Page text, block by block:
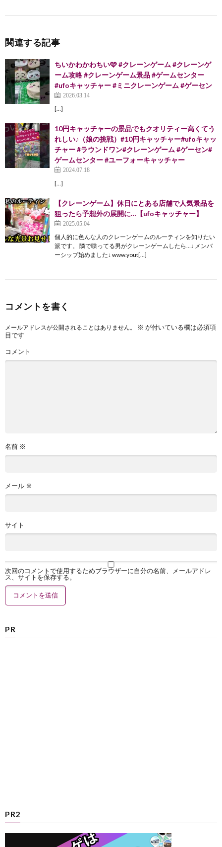
関連する記事
ちいかわかわちい🩷 #クレーンゲーム #クレーンゲ
ーム攻略 #クレーンゲーム景品 #ゲームセンター
#ufoキャッチャー #ミニクレーンゲーム #ゲーセン
2026.03.14
[…]
10円キャッチャーの景品でもクオリティー高くてう
れしい♪（娘の挑戦）#10円キャッチャー#ufoキャッ
チャー #ラウンドワン#クレーンゲーム #ゲーセン#
ゲームセンター #ユーフォーキャッチャー
2024.07.18
[…]
【クレーンゲーム】休日にとある店舗で人気景品を
狙ったら予想外の展開に…【ufoキャッチャー】
2025.05.04
個人的に色んな人のクレーンゲームのルーティンを知りたい
派です。 隣で喋ってる男がクレーンゲームしたら…↓ メンバ
ーシップ始めました↓ www.yout[…]
コメントを書く
メールアドレスが公開されることはありません。 ※ が付いている欄は必須項
目です
コメント
名前 ※
メール ※
サイト
次回のコメントで使用するためブラウザーに自分の名前、メールアドレ
ス、サイトを保存する。
PR
PR2